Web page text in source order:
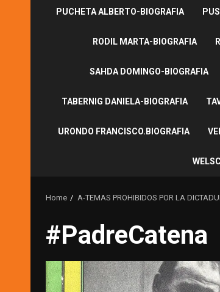
PUCHETA ALBERTO-BIOGRAFIA
RODIL MARTA-BIOGRAFIA
SAHDA DOMINGO-BIOGRAFIA
TABERNIG DANIELA-BIOGRAFIA
URONDO FRANCISCO.BIOGRAFIA
Home A-TEMAS PROHIBIDOS POR LA
#PadreCatena